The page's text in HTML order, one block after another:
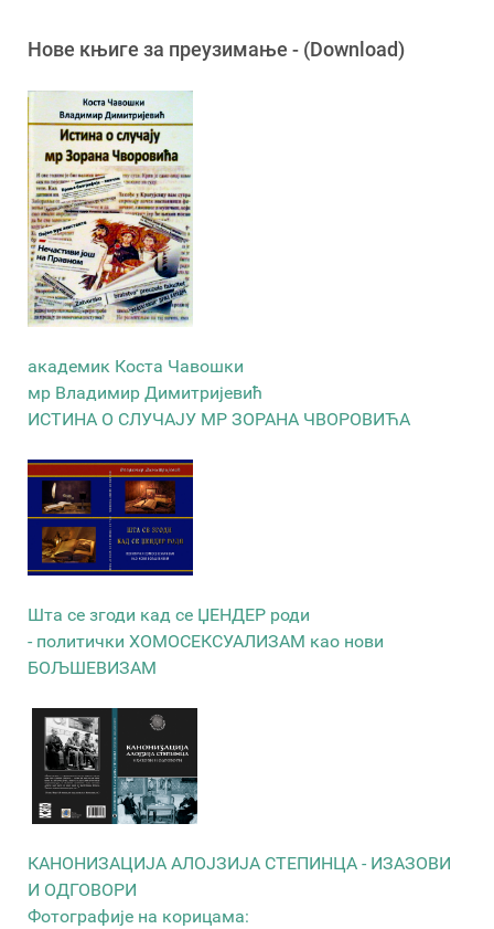
Новe књигe за преузимање - (Download)
академик Коста Чавошки
мр Владимир Димитријевић
ИСТИНА О СЛУЧАЈУ МР ЗОРАНА ЧВОРОВИЋА
Шта се згоди кад се ЏЕНДЕР роди
- политички ХОМОСЕКСУАЛИЗАМ као нови
БОЉШЕВИЗАМ
КАНОНИЗАЦИЈА АЛОЈЗИЈА СТЕПИНЦА - ИЗАЗОВИ
И ОДГОВОРИ
Фотографије на корицама: